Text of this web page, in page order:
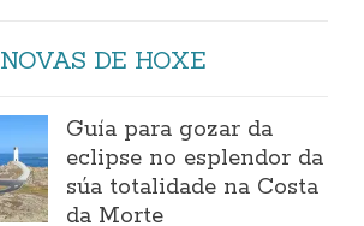
NOVAS DE HOXE
Guía para gozar da
eclipse no esplendor da
súa totalidade na Costa
da Morte